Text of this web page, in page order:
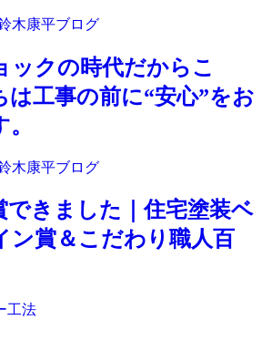
木康平ブログ
ックの時代だからこ
は工事の前に“安心”をお
木康平ブログ
できました｜住宅塗装ベ
ン賞＆こだわり職人百
工法